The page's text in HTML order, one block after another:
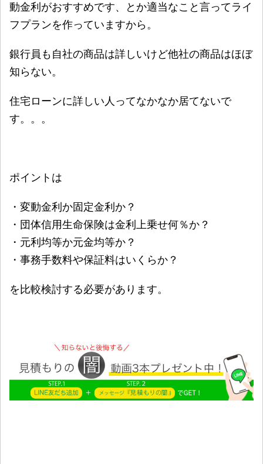
動金利がおすすめです、とか適当なこと言ってライ
フプランを作っていますから。
銀行員も自社の商品は詳しいけど他社の商品はほぼ
知らない。
住宅ローンに詳しい人ってなかなか居てないで
す。。。
ポイントは
・変動金利か固定金利か？
・団体信用生命保険は金利上乗せ何％か？
・元利均等か元金均等か？
・事務手数料や保証料はいくらか？
を比較検討する必要があります。